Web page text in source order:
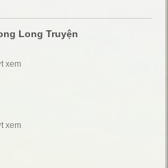
Long Truyện
xem
xem